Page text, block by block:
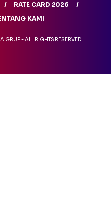
RATE CARD 2026
KAMI
GRUP - ALL RIGHTS RESERVED